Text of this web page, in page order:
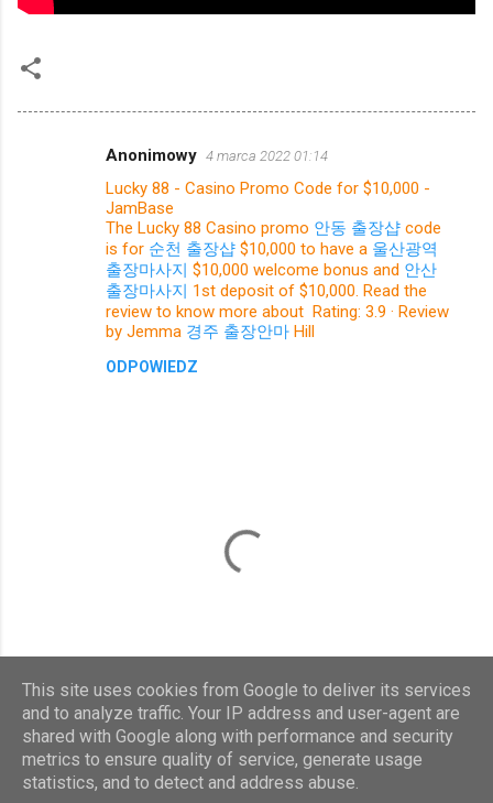
Anonimowy 4 marca 2022 01:14
Lucky 88 - Casino Promo Code for $10,000 -
JamBase
The Lucky 88 Casino promo 안동 출장샵 code
is for 순천 출장샵 $10,000 to have a 울산광역
출장마사지 $10,000 welcome bonus and 안산
출장마사지 1st deposit of $10,000. Read the
review to know more about Rating: 3.9 · ‎Review
by Jemma 경주 출장안마 Hill
ODPOWIEDZ
P
r
z
This site uses cookies from Google to deliver its services
and to analyze traffic. Your IP address and user-agent are
shared with Google along with performance and security
metrics to ensure quality of service, generate usage
statistics, and to detect and address abuse.